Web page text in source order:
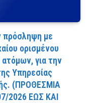
πρόσληψη με
ορισμένου
για την
Υπηρεσίας
(ΠPOΘEΣMIA
2026 EΩΣ KAI